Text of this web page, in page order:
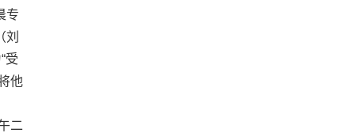
专
刘
受
他
二